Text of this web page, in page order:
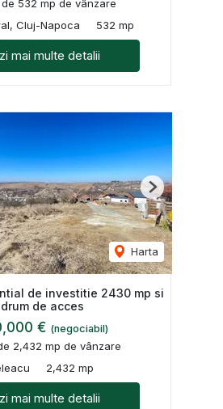
532 mp de vânzare
Cluj-Napoca
532 mp
mai multe detalii
Harta
Next
de investitie 2430 mp si
drum de acces
€ (negociabil)
2,432 mp de vânzare
2,432 mp
mai multe detalii